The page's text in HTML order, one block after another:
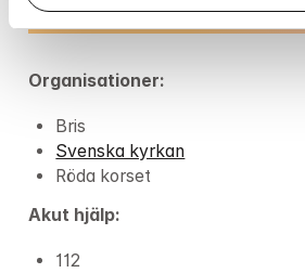
Organisationer:
Bris
Svenska kyrkan
Röda korset
Akut hjälp:
112